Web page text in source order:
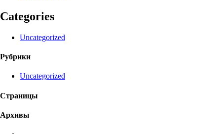
Categories
Uncategorized
Рубрики
Uncategorized
Страницы
Архивы